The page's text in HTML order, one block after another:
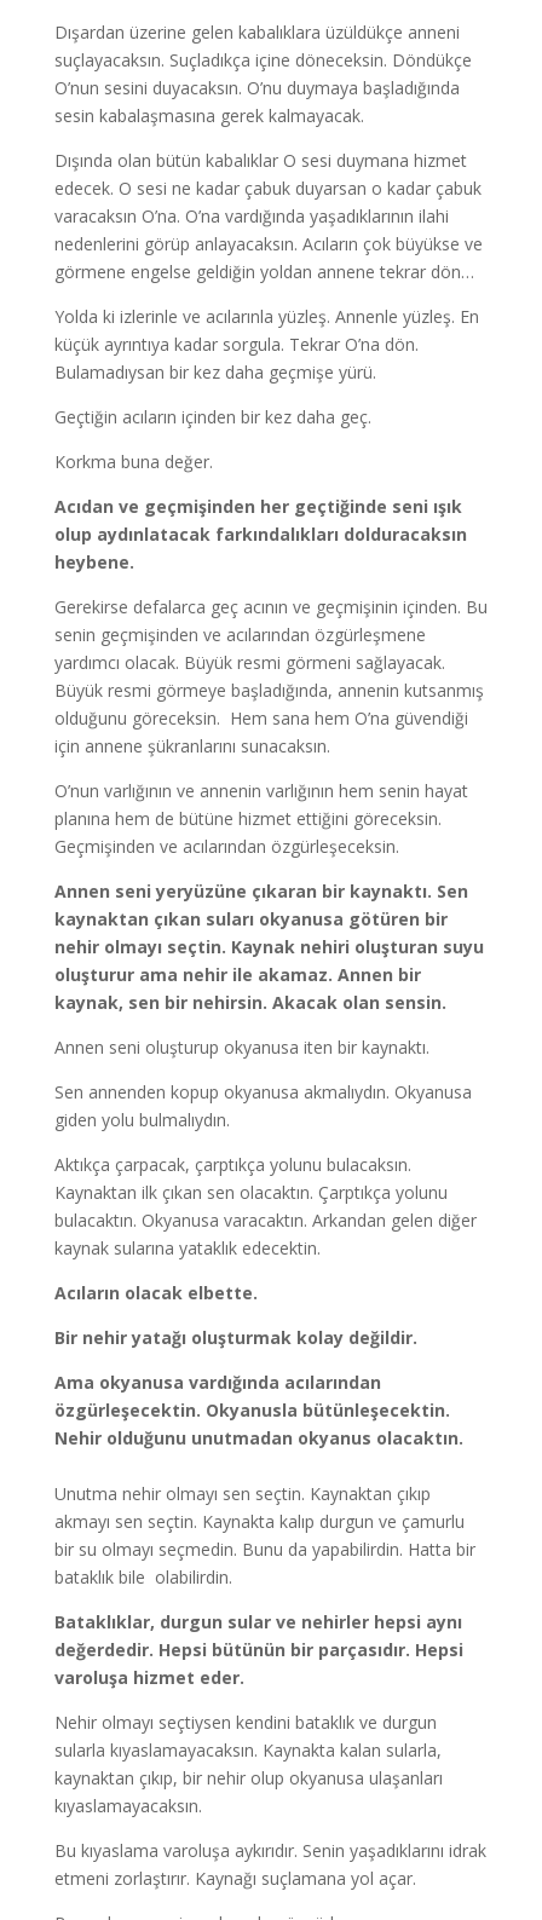
Dışardan üzerine gelen kabalıklara üzüldükçe anneni
suçlayacaksın. Suçladıkça içine döneceksin. Döndükçe
O’nun sesini duyacaksın. O’nu duymaya başladığında
sesin kabalaşmasına gerek kalmayacak.
Dışında olan bütün kabalıklar O sesi duymana hizmet
edecek. O sesi ne kadar çabuk duyarsan o kadar çabuk
varacaksın O’na. O’na vardığında yaşadıklarının ilahi
nedenlerini görüp anlayacaksın. Acıların çok büyükse ve
görmene engelse geldiğin yoldan annene tekrar dön…
Yolda ki izlerinle ve acılarınla yüzleş. Annenle yüzleş. En
küçük ayrıntıya kadar sorgula. Tekrar O’na dön.
Bulamadıysan bir kez daha geçmişe yürü.
Geçtiğin acıların içinden bir kez daha geç.
Korkma buna değer.
Acıdan ve geçmişinden her geçtiğinde seni ışık
olup aydınlatacak farkındalıkları dolduracaksın
heybene.
Gerekirse defalarca geç acının ve geçmişinin içinden. Bu
senin geçmişinden ve acılarından özgürleşmene
yardımcı olacak. Büyük resmi görmeni sağlayacak.
Büyük resmi görmeye başladığında, annenin kutsanmış
olduğunu göreceksin. Hem sana hem O’na güvendiği
için annene şükranlarını sunacaksın.
O’nun varlığının ve annenin varlığının hem senin hayat
planına hem de bütüne hizmet ettiğini göreceksin.
Geçmişinden ve acılarından özgürleşeceksin.
Annen seni yeryüzüne çıkaran bir kaynaktı. Sen
kaynaktan çıkan suları okyanusa götüren bir
nehir olmayı seçtin. Kaynak nehiri oluşturan suyu
oluşturur ama nehir ile akamaz. Annen bir
kaynak, sen bir nehirsin. Akacak olan sensin.
Annen seni oluşturup okyanusa iten bir kaynaktı.
Sen annenden kopup okyanusa akmalıydın. Okyanusa
giden yolu bulmalıydın.
Aktıkça çarpacak, çarptıkça yolunu bulacaksın.
Kaynaktan ilk çıkan sen olacaktın. Çarptıkça yolunu
bulacaktın. Okyanusa varacaktın. Arkandan gelen diğer
kaynak sularına yataklık edecektin.
Acıların olacak elbette.
Bir nehir yatağı oluşturmak kolay değildir.
Ama okyanusa vardığında acılarından
özgürleşecektin. Okyanusla bütünleşecektin.
Nehir olduğunu unutmadan okyanus olacaktın.
Unutma nehir olmayı sen seçtin. Kaynaktan çıkıp
akmayı sen seçtin. Kaynakta kalıp durgun ve çamurlu
bir su olmayı seçmedin. Bunu da yapabilirdin. Hatta bir
bataklık bile olabilirdin.
Bataklıklar, durgun sular ve nehirler hepsi aynı
değerdedir. Hepsi bütünün bir parçasıdır. Hepsi
varoluşa hizmet eder.
Nehir olmayı seçtiysen kendini bataklık ve durgun
sularla kıyaslamayacaksın. Kaynakta kalan sularla,
kaynaktan çıkıp, bir nehir olup okyanusa ulaşanları
kıyaslamayacaksın.
Bu kıyaslama varoluşa aykırıdır. Senin yaşadıklarını idrak
etmeni zorlaştırır. Kaynağı suçlamana yol açar.